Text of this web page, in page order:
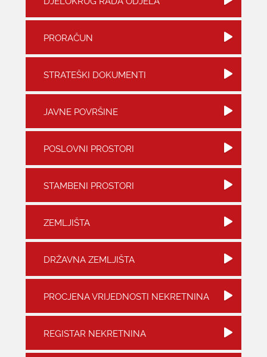
PRORAČUN
STRATEŠKI DOKUMENTI
JAVNE POVRŠINE
POSLOVNI PROSTORI
STAMBENI PROSTORI
ZEMLJIŠTA
DRŽAVNA ZEMLJIŠTA
PROCJENA VRIJEDNOSTI NEKRETNINA
REGISTAR NEKRETNINA